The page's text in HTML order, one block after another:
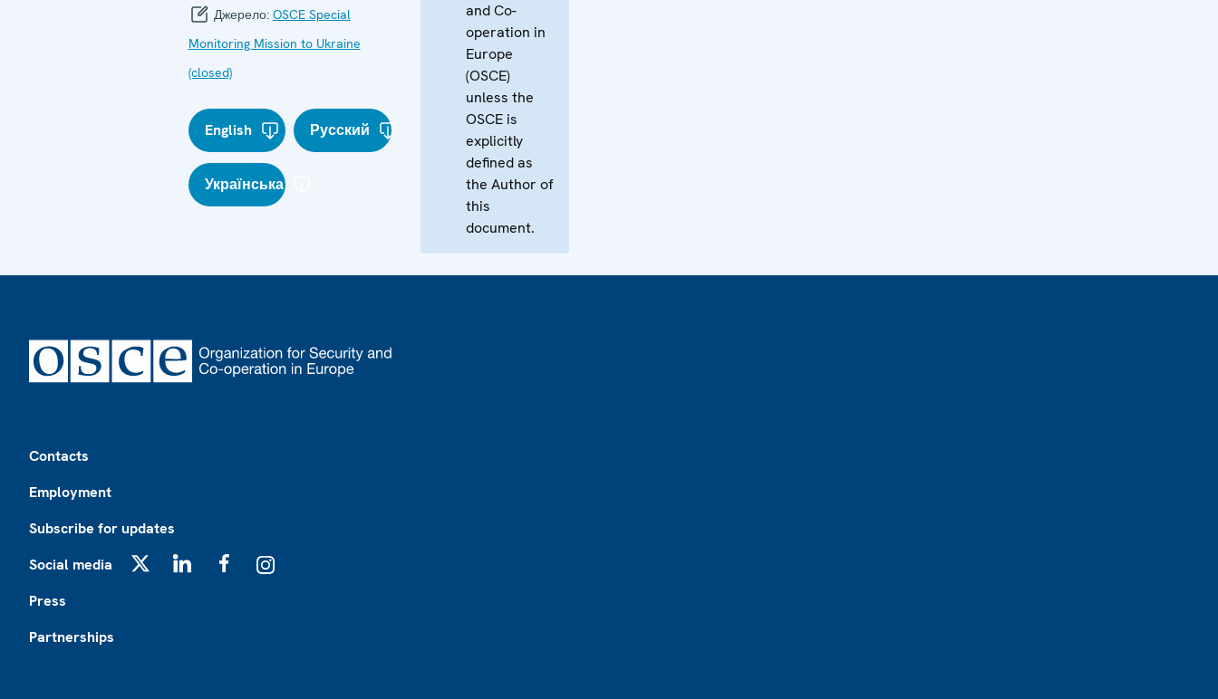
Джерело: OSCE Special
Monitoring Mission to Ukraine
(closed)
English Русский
Українська
and Co-
operation in
Europe
(OSCE)
unless the
OSCE is
explicitly
defined as
the Author of
this
document.
Contacts
Employment
Subscribe for updates
Social media
Press
Partnerships